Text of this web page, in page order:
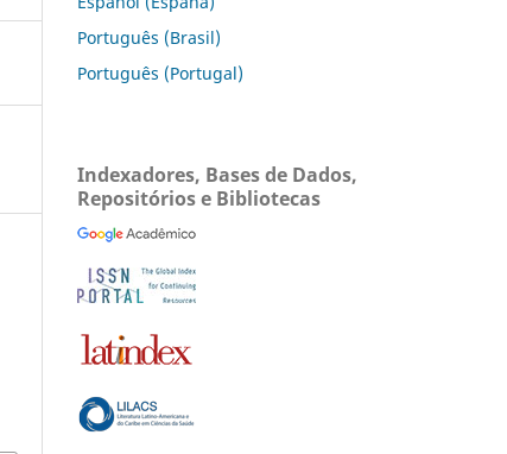
Português (Brasil)
Português (Portugal)
Indexadores, Bases de Dados,
Repositórios e Bibliotecas